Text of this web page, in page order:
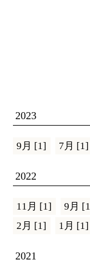
2023
9月 [1] 7月 [1]
2022
11月 [1] 9月
2月 [1]
1月 [1]
2021